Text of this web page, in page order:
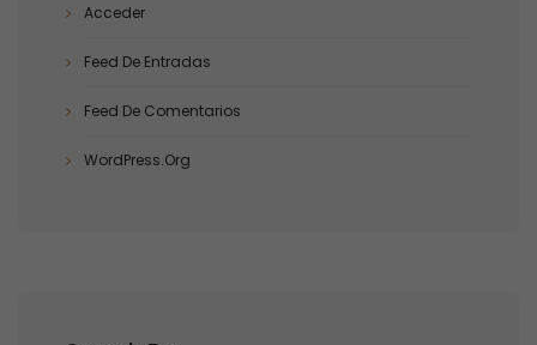
Acceder
Feed De Entradas
Feed De Comentarios
WordPress.org